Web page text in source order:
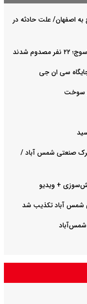
یاسوج به اصفهان/ علت حادثه در
شدند
سی ان جی
صنعتی شمس آباد /
+ ویدیو
شمس آباد تکذیب شد
شمس‌آباد